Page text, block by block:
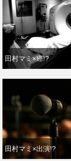
田村マミ×癌!?
田村マミ×出演!?